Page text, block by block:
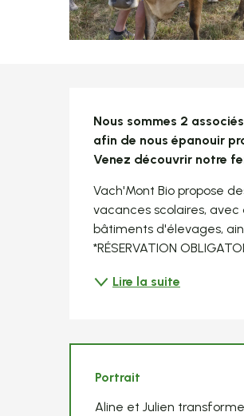
Nous sommes 2
afin de nous épanouir
Venez découvrir notre
Vach'Mont Bio propose
vacances scolaires,
bâtiments d'élevages,
*RÉSERVATION
Lire la suite
Portrait
Aline et Julien